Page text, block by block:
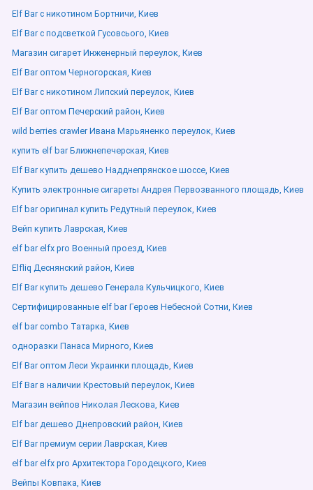
Elf Bar с никотином Бортничи, Киев
Elf Bar с подсветкой Гусовсього, Киев
Магазин сигарет Инженерный переулок, Киев
Elf Bar оптом Черногорская, Киев
Elf Bar с никотином Липский переулок, Киев
Elf Bar оптом Печерский район, Киев
wild berries crawler Ивана Марьяненко переулок, Киев
купить elf bar Ближнепечерская, Киев
Elf Bar купить дешево Надднепрянское шоссе, Киев
Купить электронные сигареты Андрея Первозванного площадь, Киев
Elf bar оригинал купить Редутный переулок, Киев
Вейп купить Лаврская, Киев
elf bar elfx pro Военный проезд, Киев
Elfliq Деснянский район, Киев
Elf Bar купить дешево Генерала Кульчицкого, Киев
Сертифицированные elf bar Героев Небесной Сотни, Киев
elf bar combo Татарка, Киев
одноразки Панаса Мирного, Киев
Elf Bar оптом Леси Украинки площадь, Киев
Elf Bar в наличии Крестовый переулок, Киев
Магазин вейпов Николая Лескова, Киев
Elf bar дешево Днепровский район, Киев
Elf Bar премиум серии Лаврская, Киев
elf bar elfx pro Архитектора Городецкого, Киев
Вейпы Ковпака, Киев